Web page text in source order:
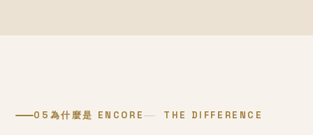
05 為什麼是 ENCORE THE DIFFERENCE